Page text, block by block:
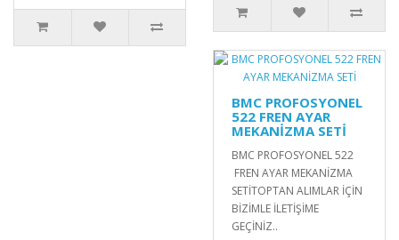
BMC PROFOSYONEL
522 FREN AYAR
MEKANİZMA SETİ
BMC PROFOSYONEL 522
FREN AYAR MEKANİZMA
SETİTOPTAN ALIMLAR İÇİN
BİZİMLE İLETİŞİME
GEÇİNİZ..